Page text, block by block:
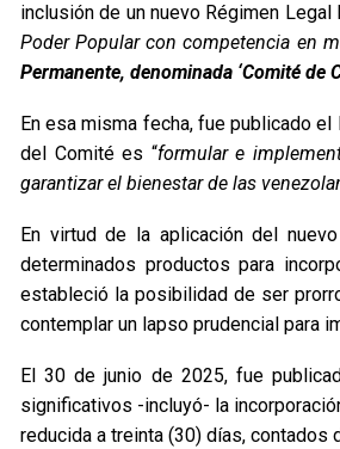
inclusión de un nuevo Régimen Legal
Poder Popular con competencia en
Permanente, denominada ‘Comité de
En esa misma fecha, fue publicado el
del Comité es “formular e
garantizar el bienestar de las
En virtud de la aplicación del
determinados productos para
estableció la posibilidad de ser
contemplar un lapso prudencial para
El 30 de junio de 2025, fue
significativos -incluyó- la
reducida a treinta (30) días,